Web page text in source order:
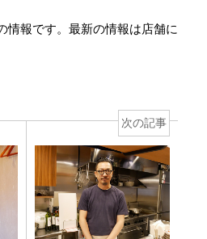
報です。最新の情報は店舗に
次の記事